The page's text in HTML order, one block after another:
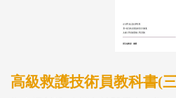
高級救護技術員教科書(